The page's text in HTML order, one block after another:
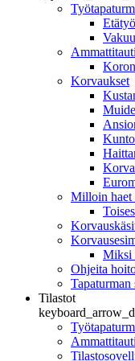
Etätyö
Ammattitauti
Korvaukset
Milloin haet
Miksi
Ohjeita
Tapaturman
Tilastot